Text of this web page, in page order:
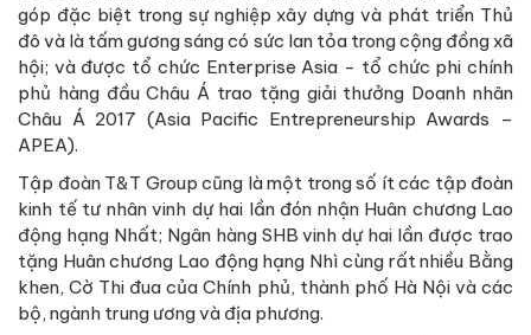
góp đặc biệt trong sự nghiệp xây dựng và phát triển Thủ
đô và là tấm gương sáng có sức lan tỏa trong cộng đồng xã
hội; và được tổ chức Enterprise Asia - tổ chức phi chính
phủ hàng đầu Châu Á trao tặng giải thưởng Doanh nhân
Châu Á 2017 (Asia Pacific Entrepreneurship Awards –
APEA).
Tập đoàn T&T Group cũng là một trong số ít các tập đoàn
kinh tế tư nhân vinh dự hai lần đón nhận Huân chương Lao
động hạng Nhất; Ngân hàng SHB vinh dự hai lần được trao
tặng Huân chương Lao động hạng Nhì cùng rất nhiều Bằng
khen, Cờ Thi đua của Chính phủ, thành phố Hà Nội và các
bộ, ngành trung ương và địa phương.